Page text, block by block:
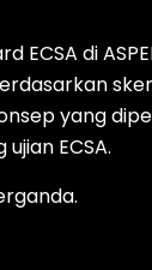
ECSA di
yang
ECSA.